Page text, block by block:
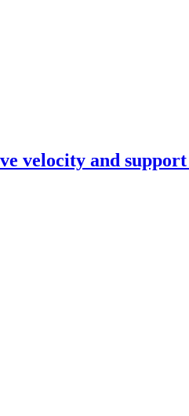
velocity and